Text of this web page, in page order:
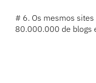
# 6. Os mesmos
80.000.000 de blogs